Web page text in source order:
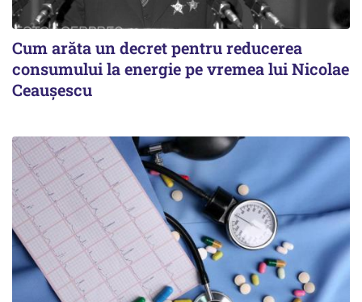
Cum arăta un decret pentru reducerea
consumului la energie pe vremea lui Nicolae
Ceaușescu